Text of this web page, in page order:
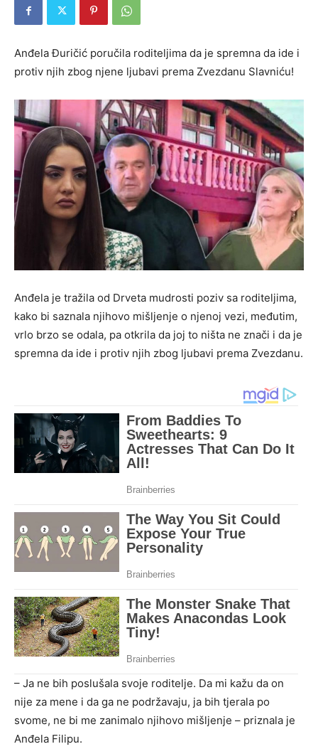
Anđela Đuričić poručila roditeljima da je spremna da ide i
protiv njih zbog njene ljubavi prema Zvezdanu Slavniću!
Anđela je tražila od Drveta mudrosti poziv sa roditeljima,
kako bi saznala njihovo mišljenje o njenoj vezi, međutim,
vrlo brzo se odala, pa otkrila da joj to ništa ne znači i da je
spremna da ide i protiv njih zbog ljubavi prema Zvezdanu.
– Ja ne bih poslušala svoje roditelje. Da mi kažu da on
nije za mene i da ga ne podržavaju, ja bih tjerala po
svome, ne bi me zanimalo njihovo mišljenje – priznala je
Anđela Filipu.